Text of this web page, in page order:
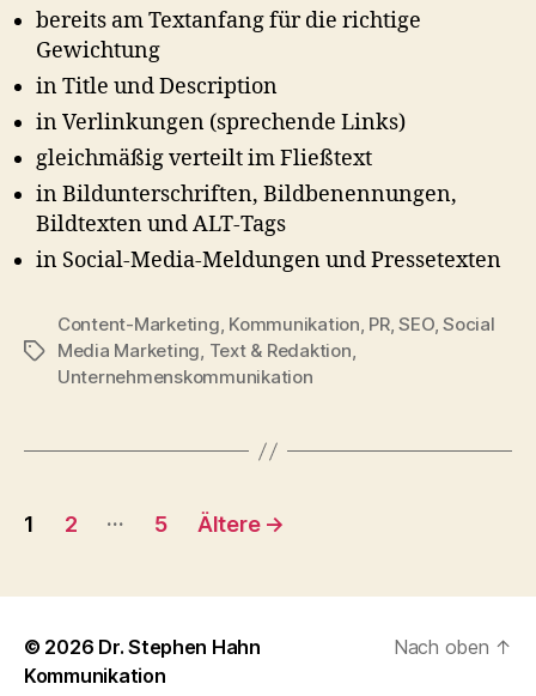
bereits am Textanfang für die richtige
Gewichtung
in Title und Description
in Verlinkungen (sprechende Links)
gleichmäßig verteilt im Fließtext
in Bildunterschriften, Bildbenennungen,
Bildtexten und ALT-Tags
in Social-Media-Meldungen und Pressetexten
Schlagwörter
Content-Marketing, Kommunikation, PR,SEO,Social
Media Marketing, Text & Redaktion,
Unternehmenskommunikation
Seitennummerierung
Beiträge
1 2 … 5 Ältere →
© 2026 Dr. Stephen Hahn
Kommunikation
Nach oben ↑